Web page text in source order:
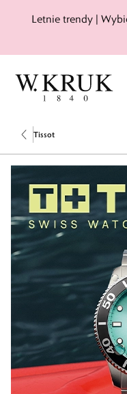
Letnie trendy |
Tissot